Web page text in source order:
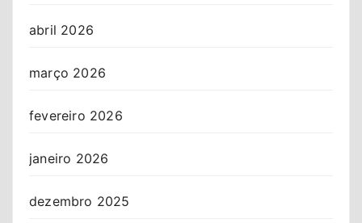
abril 2026
março 2026
fevereiro 2026
janeiro 2026
dezembro 2025